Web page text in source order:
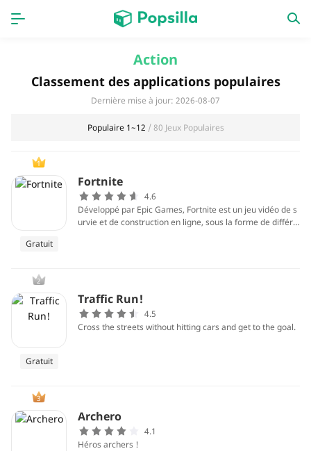
Jeux Derniers ajouts
Prix Carburant
Action
Classement des applications populaires
Dernière mise à jour: 2026-08-07
Populaire 1~12 / 80 Jeux Populaires
1
Gratuit
Fortnite
4.6
Développé par Epic Games, Fortnite est un jeu vidéo de s
urvie et de construction en ligne, sous la forme de différe
2
Gratuit
Traffic Run!
4.5
Cross the streets without hitting cars and get to the goal.
3
Archero
4.1
Héros archers !